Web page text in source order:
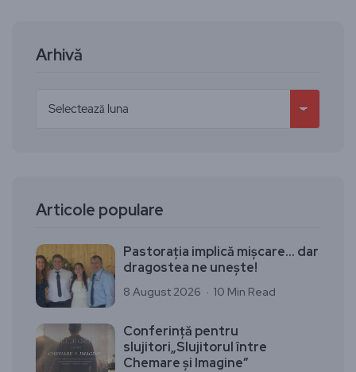
Arhivă
Articole populare
Pastorația implică mișcare… dar
dragostea ne unește!
8 August 2026 10 Min Read
Conferință pentru
slujitori„Slujitorul între
Chemare și Imagine”